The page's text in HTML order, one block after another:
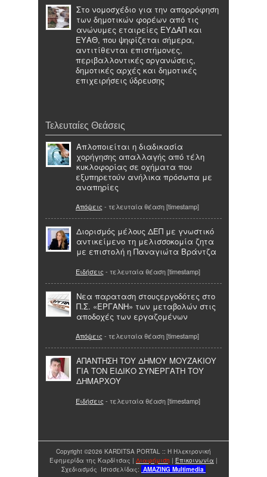
Στο νομοσχέδιο για την απορρόφηση
των δημοτικών φορέων από τις
ανώνυμες εταιρείες ΕΥΔΑΠ και
ΕΥΑΘ, που ψηφίζεται σήμερα,
αντιτίθενται επιστήμονες,
περιβαλλοντικές οργανώσεις,
δημοτικές αρχές και δημοτικές
επιχειρήσεις ύδρευσης
Τελευταίες Θεάσεις
Απλοποιείται η διαδικασία
χορήγησης απαλλαγής από τέλη
κυκλοφορίας σε οχήματα που
εξυπηρετούν ανήλικα πρόσωπα με
αναπηρίες
Απόψεις - τελευταία θέαση [timestamp]
Διορισμός μέλους ΔΕΠ με γνωστικό
αντικείμενο τη μελισσοκομία ζητα
με επιστολή η Παναγιώτα Βράντζα
Ειδήσεις - τελευταία θέαση [timestamp]
Νεα παραταση στουςεργοδότες στο
Π.Σ. «ΕΡΓΑΝΗ» των μεταβολών στις
αποδοχές των εργαζομένων
Απόψεις - τελευταία θέαση [timestamp]
ΑΠΑΝΤΗΣΗ ΤΟΥ ΔΗΜΟΥ ΜΟΥΖΑΚΙΟΥ
ΓΙΑ ΤΟΝ ΕΙΔΙΚΟ ΣΥΝΕΡΓΑΤΗ ΤΟΥ
ΔΗΜΑΡΧΟΥ
Ειδήσεις - τελευταία θέαση [timestamp]
Copyright ©2026 KARDITSA PORTAL :: Η Ηλεκτρονική
Εφημερίδα της Καρδίτσας | Διαφήμιση | Επικοινωνία |
Σχεδιασμός Ιστοσελίδας: AMAZING Multimedia